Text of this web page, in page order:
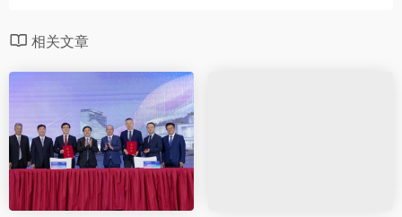
相关文章